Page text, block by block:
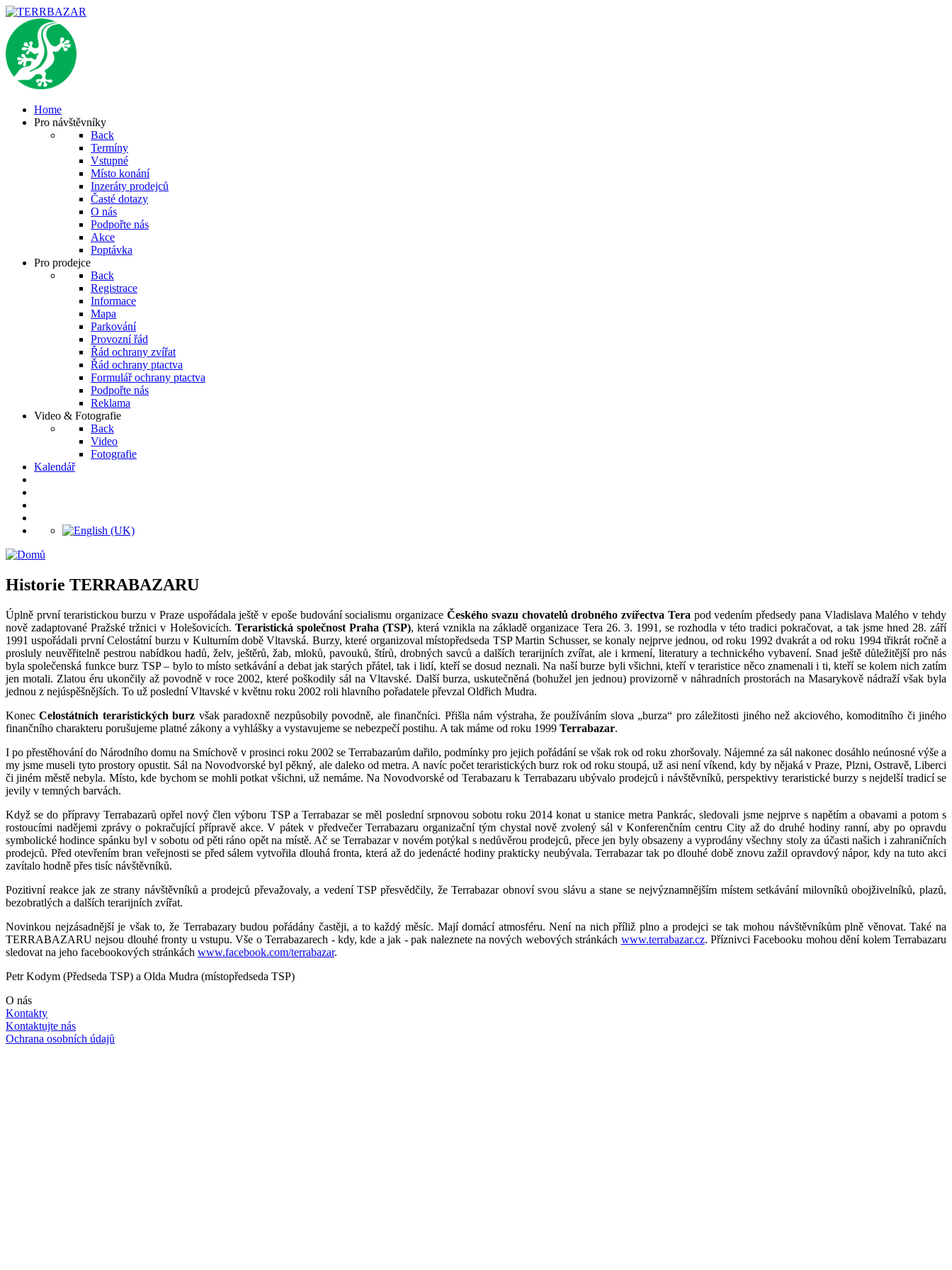
Home
Pro návštěvníky
Back
Termíny
Vstupné
Místo konání
Inzeráty prodejců
Časté dotazy
O nás
Podpořte nás
Akce
Poptávka
Pro prodejce
Back
Registrace
Informace
Mapa
Parkování
Provozní řád
Řád ochrany zvířat
Řád ochrany ptactva
Formulář ochrany ptactva
Podpořte nás
Reklama
Video & Fotografie
Back
Video
Fotografie
Kalendář
Historie TERRABAZARU
Úplně první teraristickou burzu v Praze uspořádala ještě v epoše budování socialismu organizace Českého svazu chovatelů drobného zvířectva Tera pod vedením předsedy pana Vladislava Malého v tehdy
nově zadaptované Pražské tržnici v Holešovicích. Teraristická společnost Praha (TSP), která vznikla na základě organizace Tera 26. 3. 1991, se rozhodla v této tradici pokračovat, a tak jsme hned 28. září
1991 uspořádali první Celostátní burzu v Kulturním době Vltavská. Burzy, které organizoval místopředseda TSP Martin Schusser, se konaly nejprve jednou, od roku 1992 dvakrát a od roku 1994 třikrát ročně a
prosluly neuvěřitelně pestrou nabídkou hadů, želv, ještěrů, žab, mloků, pavouků, štírů, drobných savců a dalších terarijních zvířat, ale i krmení, literatury a technického vybavení. Snad ještě důležitější pro nás
byla společenská funkce burz TSP – bylo to místo setkávání a debat jak starých přátel, tak i lidí, kteří se dosud neznali. Na naší burze byli všichni, kteří v teraristice něco znamenali i ti, kteří se kolem nich zatím
jen motali. Zlatou éru ukončily až povodně v roce 2002, které poškodily sál na Vltavské. Další burza, uskutečněná (bohužel jen jednou) provizorně v náhradních prostorách na Masarykově nádraží však byla
jednou z nejúspěšnějších. To už poslední Vltavské v květnu roku 2002 roli hlavního pořadatele převzal Oldřich Mudra.
KonecCelostátních teraristických burz však paradoxně nezpůsobily povodně, ale finančníci. Přišla nám výstraha, že používáním slova „burza“ pro záležitosti jiného než akciového, komoditního či jiného
finančního charakteru porušujeme platné zákony a vyhlášky a vystavujeme se nebezpečí postihu. A tak máme od roku 1999 Terrabazar.
I po přestěhování do Národního domu na Smíchově v prosinci roku 2002 se Terrabazarům dařilo, podmínky pro jejich pořádání se však rok od roku zhoršovaly. Nájemné za sál nakonec dosáhlo neúnosné výše a
my jsme museli tyto prostory opustit. Sál na Novodvorské byl pěkný, ale daleko od metra. A navíc počet teraristických burz rok od roku stoupá, už asi není víkend, kdy by nějaká v Praze, Plzni, Ostravě, Liberci
či jiném městě nebyla. Místo, kde bychom se mohli potkat všichni, už nemáme. Na Novodvorské od Terabazaru k Terrabazaru ubývalo prodejců i návštěvníků, perspektivy teraristické burzy s nejdelší tradicí se
jevily v temných barvách.
Když se do přípravy Terrabazarů opřel nový člen výboru TSP a Terrabazar se měl poslední srpnovou sobotu roku 2014 konat u stanice metra Pankrác, sledovali jsme nejprve s napětím a obavami a potom s
rostoucími nadějemi zprávy o pokračující přípravě akce. V pátek v předvečer Terrabazaru organizační tým chystal nově zvolený sál v Konferenčním centru City až do druhé hodiny ranní, aby po opravdu
symbolické hodince spánku byl v sobotu od pěti ráno opět na místě. Ač se Terrabazar v novém potýkal s nedůvěrou prodejců, přece jen byly obsazeny a vyprodány všechny stoly za účasti našich i zahraničních
prodejců. Před otevřením bran veřejnosti se před sálem vytvořila dlouhá fronta, která až do jedenácté hodiny prakticky neubývala. Terrabazar tak po dlouhé době znovu zažil opravdový nápor, kdy na tuto akci
zavítalo hodně přes tisíc návštěvníků.
Pozitivní reakce jak ze strany návštěvníků a prodejců převažovaly, a vedení TSP přesvědčily, že Terrabazar obnoví svou slávu a stane se nejvýznamnějším místem setkávání milovníků obojživelníků, plazů,
bezobratlých a dalších terarijních zvířat.
Novinkou nejzásadnější je však to, že Terrabazary budou pořádány častěji, a to každý měsíc. Mají domácí atmosféru. Není na nich příliž plno a prodejci se tak mohou návštěvníkům plně věnovat. Také na
TERRABAZARU nejsou dlouhé fronty u vstupu. Vše o Terrabazarech - kdy, kde a jak - pak naleznete na nových webových stránkách www.terrabazar.cz. Příznivci Facebooku mohou dění kolem Terrabazaru
sledovat na jeho facebookových stránkách www.facebook.com/terrabazar.
Petr Kodym (Předseda TSP) a Olda Mudra (místopředseda TSP)
O nás
Kontakty
Kontaktujte nás
Ochrana osobních údajů